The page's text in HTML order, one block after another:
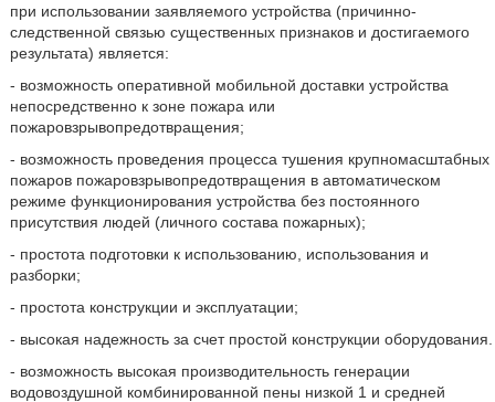
при использовании заявляемого устройства (причинно-
следственной связью существенных признаков и достигаемого
результата) является:
- возможность оперативной мобильной доставки устройства
непосредственно к зоне пожара или
пожаровзрывопредотвращения;
- возможность проведения процесса тушения крупномасштабных
пожаров пожаровзрывопредотвращения в автоматическом
режиме функционирования устройства без постоянного
присутствия людей (личного состава пожарных);
- простота подготовки к использованию, использования и
разборки;
- простота конструкции и эксплуатации;
- высокая надежность за счет простой конструкции оборудования.
- возможность высокая производительность генерации
водовоздушной комбинированной пены низкой 1 и средней